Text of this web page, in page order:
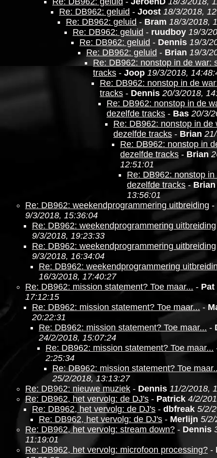
Re: DB962: geluid - Joost 18/3/2018,
Re: DB962: geluid - Bram 18/3/2018,
Re: DB962: geluid - ruudboy 19/3/
Re: DB962: geluid - Dennis 19/3/
Re: DB962: geluid - Brian 19/3/
Re: DB962: nonstop in de war:
tracks - Joop 19/3/2018,
Re: DB962: nonstop in de
tracks - Dennis 20/3/2018,
Re: DB962: nonstop in de
dezelfde tracks - Bas 20/3/
Re: DB962: nonstop in de
dezelfde tracks - Brian
Re: DB962: nonstop in
dezelfde tracks - Brian
12:51:01
Re: DB962: nonstop
dezelfde tracks - Brian
13:56:01
Re: DB962: weekendprogrammering uitbreiding -
9/3/2018, 15:36:04
Re: DB962: weekendprogrammering uitbreiding
9/3/2018, 19:23:33
Re: DB962: weekendprogrammering uitbreiding
9/3/2018, 16:34:04
Re: DB962: weekendprogrammering
16/3/2018, 17:40:27
Re: DB962: mission statement? Toe maar... - Pat
17:12:15
Re: DB962: mission statement? Toe maar... -
20:22:31
Re: DB962: mission statement? Toe maar... -
24/2/2018, 15:07:24
Re: DB962: mission statement? Toe maar...
2:25:34
Re: DB962: mission statement? Toe
25/2/2018, 13:13:27
Re: DB962: nieuwe muziek - Dennis 11/2/2018,
Re: DB962, het vervolg: de DJ's - Patrick 4/2/
Re: DB962, het vervolg: de DJ's - dbfreak 5/2/
Re: DB962, het vervolg: de DJ's - Merlijn 5/2/
Re: DB962, het vervolg: stream down? - Dennis
11:19:01
Re: DB962, het vervolg: microfoon processing? -